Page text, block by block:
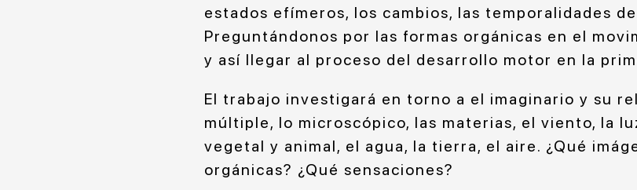
estados efímeros, los cambios, las temporalidades
Preguntándonos por las formas orgánicas en el
y así llegar al proceso del desarrollo motor en la
El trabajo investigará en torno a el imaginario y su
múltiple, lo microscópico, las materias, el viento, la
vegetal y animal, el agua, la tierra, el aire. ¿Qué
orgánicas? ¿Qué sensaciones?